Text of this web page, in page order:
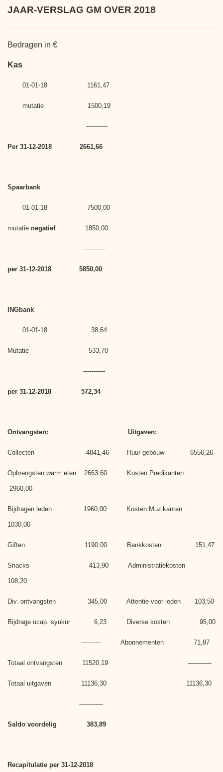
JAAR-VERSLAG GM OVER 2018
Bedragen in €
Kas
01-01-18 1161,47
mutatie 1500,19
-----------
Per 31-12-2018 2661,66
Spaarbank
01-01-18 7500,00
mutatie negatief1850,00
-----------
per 31-12-2018 5850,00
INGbank
01-01-18 38,64
Mutatie 533,70
-----------
per 31-12-2018 572,34
Ontvangsten: Uitgaven:
Collecten 4841,46 Huur gebouw 6556,26
Opbrengsten warm eten 2663,60 Kosten Predikanten
2960,00
Bijdragen leden 1960,00 Kosten Muzikanten
1030,00
Giften 1190,00 Bankkosten 151,47
Snacks 413,90 Administratiekosten
108,20
Div. ontvangsten 345,00 Attentie voor leden 103,50
Bijdrage ucap. syukur 6,23 Diverse kosten 95,00
---------- Abonnementen 71,87
Totaal ontvangsten 11520,19 ------------
Totaal uitgaven 11136,30 11136,30
------------
Saldo voordelig 383,89
Recapitulatie per 31-12-2018